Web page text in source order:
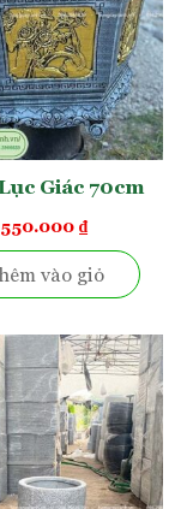
hàng đầu trong
Chúng tôi cam
thiết kế tỉ mỉ và
măng hình vuông
vụ giao hàng
hàng ở ngoại
tôi sử dụng xe
thận.
vị cần. Bên cạnh
gồm cây và đất
tranh.
lượng lớnchậu xi
Trường Hồng qua
để được
Giác 70cm
550.000 ₫
vào giỏ